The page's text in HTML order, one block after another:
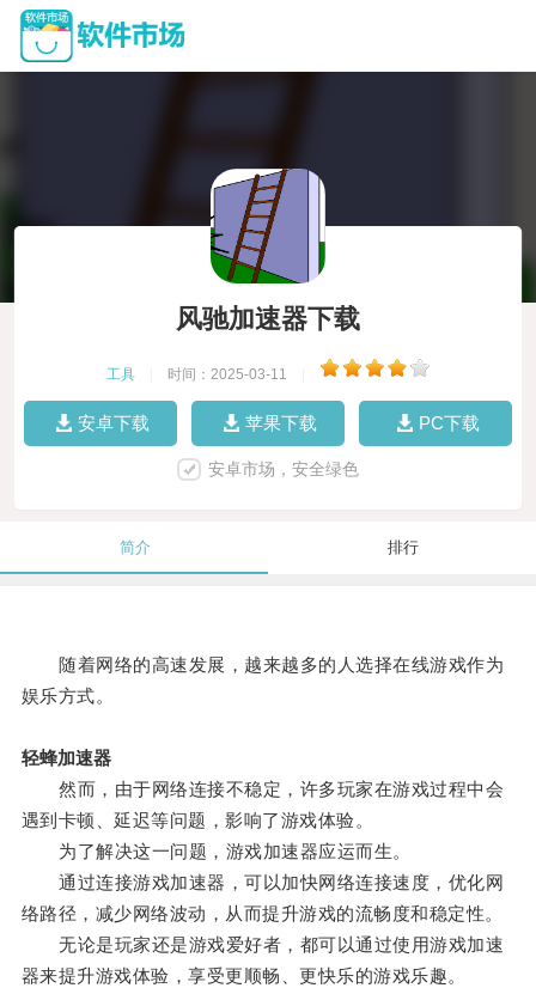
风驰加速器下载
工具 时间：2025-03-11
安卓下载 苹果下载 PC下载
安卓市场，安全绿色
简介 排行
随着网络的高速发展，越来越多的人选择在线游戏作为
娱乐方式。
轻蜂加速器
然而，由于网络连接不稳定，许多玩家在游戏过程中会
遇到卡顿、延迟等问题，影响了游戏体验。
为了解决这一问题，游戏加速器应运而生。
通过连接游戏加速器，可以加快网络连接速度，优化网
络路径，减少网络波动，从而提升游戏的流畅度和稳定性。
无论是玩家还是游戏爱好者，都可以通过使用游戏加速
器来提升游戏体验，享受更顺畅、更快乐的游戏乐趣。